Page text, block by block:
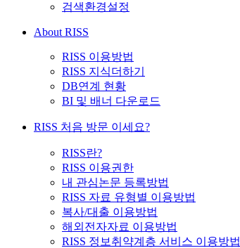
검색환경설정
About RISS
RISS 이용방법
RISS 지식더하기
DB연계 현황
BI 및 배너 다운로드
RISS 처음 방문 이세요?
RISS란?
RISS 이용권한
내 관심논문 등록방법
RISS 자료 유형별 이용방법
복사/대출 이용방법
해외전자자료 이용방법
RISS 정보취약계층 서비스 이용방법